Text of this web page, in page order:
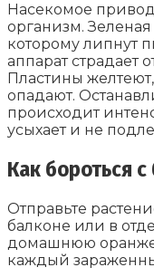
Насекомое
организм.
которому липнут
аппарат страдает
Пластины
опадают.
происходит
усыхает и не
Как бороться
Отправьте
балконе или в
домашнюю
каждый